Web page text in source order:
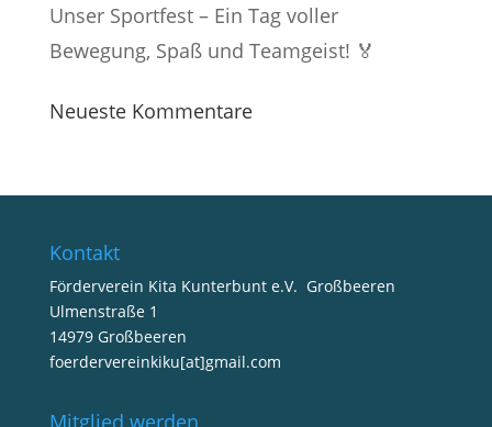
Unser Sportfest – Ein Tag voller
Bewegung, Spaß und Teamgeist! 🏅
Neueste Kommentare
Kontakt
Förderverein Kita Kunterbunt e.V. Großbeeren
Ulmenstraße 1
14979 Großbeeren
foerdervereinkiku[at]gmail.com
Mitglied werden